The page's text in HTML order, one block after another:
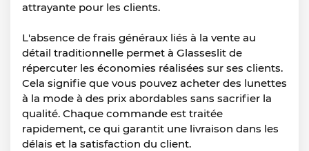
attrayante pour les clients.
L'absence de frais généraux liés à la vente au
détail traditionnelle permet à Glasseslit de
répercuter les économies réalisées sur ses clients.
Cela signifie que vous pouvez acheter des lunettes
à la mode à des prix abordables sans sacrifier la
qualité. Chaque commande est traitée
rapidement, ce qui garantit une livraison dans les
délais et la satisfaction du client.